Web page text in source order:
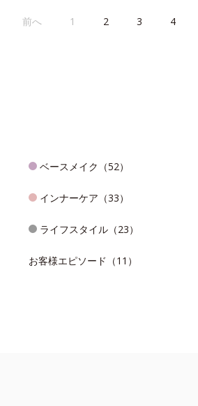
前へ 1 2 3 4
ベースメイク（52）
インナーケア（33）
ライフスタイル（23）
お客様エピソード（11）